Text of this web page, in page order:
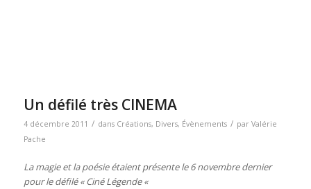
Un défilé très CINEMA
4 décembre 2011 / dans Créations, Divers, Évènements / par Valérie
Pache
La magie et la poésie étaient présente le 6 novembre dernier
pour le défilé « Ciné Légende «